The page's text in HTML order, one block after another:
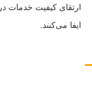
ارتقای کیفیت خدمات
ایفا می‌کنند.